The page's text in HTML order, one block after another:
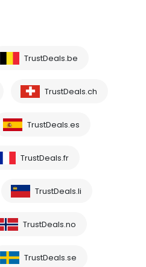
TrustDeals.be
TrustDeals.ch
TrustDeals.es
TrustDeals.fr
TrustDeals.li
TrustDeals.no
TrustDeals.se